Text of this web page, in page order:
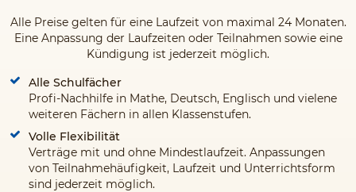
Alle Preise gelten für eine Laufzeit von maximal 24 Monaten.
Eine Anpassung der Laufzeiten oder Teilnahmen sowie eine
Kündigung ist jederzeit möglich.
Alle Schulfächer
Profi-Nachhilfe in Mathe, Deutsch, Englisch und vielene
weiteren Fächern in allen Klassenstufen.
Volle Flexibilität
Verträge mit und ohne Mindestlaufzeit. Anpassungen
von Teilnahmehäufigkeit, Laufzeit und Unterrichtsform
sind jederzeit möglich.